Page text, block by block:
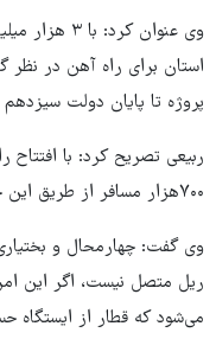
وی عنوان
استان برای راه آهن در نظر
پروژه تا پایان دولت
۷۰۰هزار مسافر از طریق این خط ریلی جابه‌جا می‌شود.
وی گفت: چهارمحال و
ریل متصل نیست، اگر این
می‌شود که قطار از ایستگاه